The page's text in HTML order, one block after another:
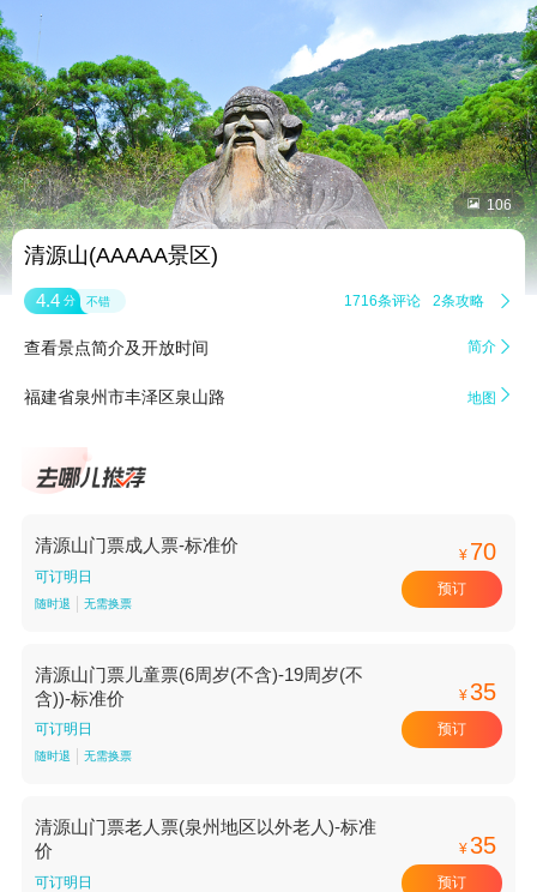
 106
清源山(AAAAA景区)
4.4 分 不错 1716条评论 2条攻略 
查看景点简介及开放时间 简介 
福建省泉州市丰泽区泉山路 地图 
清源山门票成人票-标准价
可订明日
随时退 无需换票
¥ 70
预订
清源山门票儿童票(6周岁(不含)-19周岁(不
含))-标准价
可订明日
随时退 无需换票
¥35
预订
清源山门票老人票(泉州地区以外老人)-标准
价
可订明日
¥35
预订